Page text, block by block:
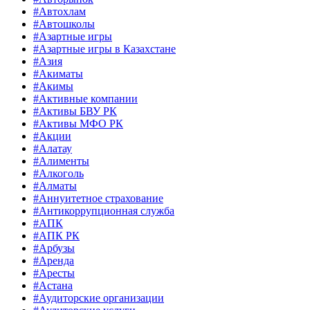
#Автохлам
#Автошколы
#Азартные игры
#Азартные игры в Казахстане
#Азия
#Акиматы
#Акимы
#Активные компании
#Активы БВУ РК
#Активы МФО РК
#Акции
#Алатау
#Алименты
#Алкоголь
#Алматы
#Аннуитетное страхование
#Антикоррупционная служба
#АПК
#АПК РК
#Арбузы
#Аренда
#Аресты
#Астана
#Аудиторские организации